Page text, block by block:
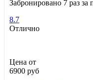
Забронировано 7 раз за
8.7
Отлично
Цена от
6900 руб